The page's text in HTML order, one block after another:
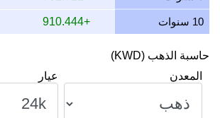
10 سنوات +910.444
حاسبة الذهب (KWD)
المعدن
عيار